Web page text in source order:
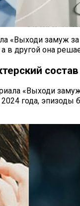
«Выходи
другой она
«Выходи
года, эпизоды